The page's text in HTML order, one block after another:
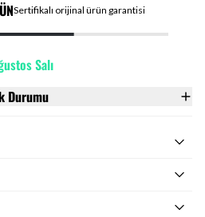
Sertifikalı orijinal ürün garantisi
Salı
Durumu